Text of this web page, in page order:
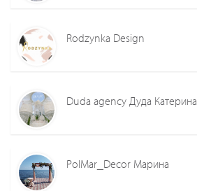
Rodzynka Design
Duda agency Дуда Катерина
PolMar_Decor Марина